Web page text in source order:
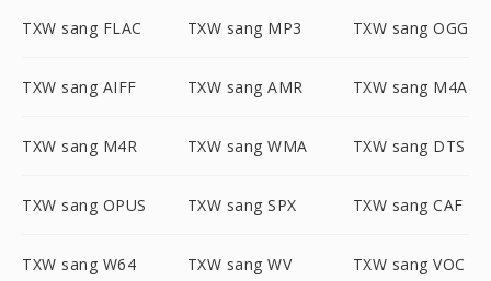
TXW sang FLAC TXW sang MP3 TXW sang OGG
TXW sang AIFF TXW sang AMR TXW sang M4A
TXW sang M4R TXW sang WMA TXW sang DTS
TXW sang OPUS TXW sang SPX TXW sang CAF
TXW sang W64 TXW sang WV TXW sang VOC